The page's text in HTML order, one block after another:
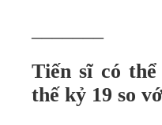
Tiến sĩ có
thế kỷ 19 so